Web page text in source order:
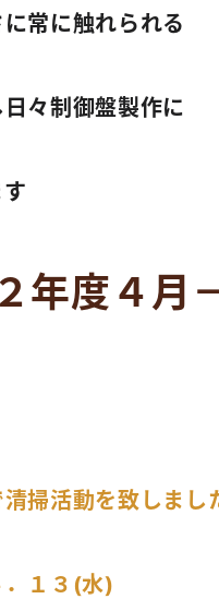
常に触れられる
々制御盤製作に
年度４月
掃活動を致しまし
．１３(水)